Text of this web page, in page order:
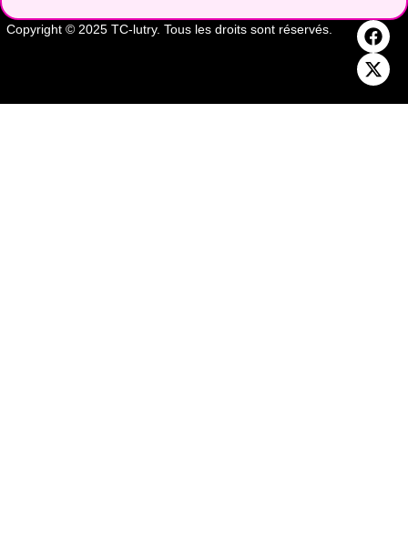
Copyright © 2025 TC-lutry. Tous les droits sont réservés.